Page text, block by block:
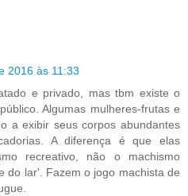
2016 às 11:33
e privado, mas tbm existe o
Algumas mulheres-frutas e
a exibir seus corpos abundantes
A diferença é que elas
recreativo, não o machismo
do lar'. Fazem o jogo machista de